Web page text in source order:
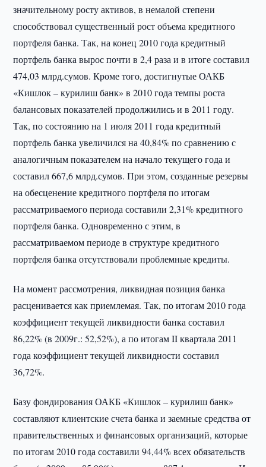
значительному росту активов, в немалой степени
способствовал существенный рост объема кредитного
портфеля банка. Так, на конец 2010 года кредитный
портфель банка вырос почти в 2,4 раза и в итоге составил
474,03 млрд.сумов. Кроме того, достигнутые ОАКБ
«Кишлок – курилиш банк» в 2010 года темпы роста
балансовых показателей продолжились и в 2011 году.
Так, по состоянию на 1 июля 2011 года кредитный
портфель банка увеличился на 40,84% по сравнению с
аналогичным показателем на начало текущего года и
составил 667,6 млрд.сумов. При этом, созданные резервы
на обесценение кредитного портфеля по итогам
рассматриваемого периода составили 2,31% кредитного
портфеля банка. Одновременно с этим, в
рассматриваемом периоде в структуре кредитного
портфеля банка отсутствовали проблемные кредиты.
На момент рассмотрения, ликвидная позиция банка
расценивается как приемлемая. Так, по итогам 2010 года
коэффициент текущей ликвидности банка составил
86,22% (в 2009г.: 52,52%), а по итогам II квартала 2011
года коэффициент текущей ликвидности составил
36,72%.
Базу фондирования ОАКБ «Кишлок – курилиш банк»
составляют клиентские счета банка и заемные средства от
правительственных и финансовых организаций, которые
по итогам 2010 года составили 94,44% всех обязательств